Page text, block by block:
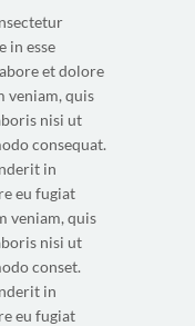
in esse
et dolore
veniam, quis
nisi ut
consequat.
in
eu fugiat
veniam, quis
nisi ut
conset.
in
eu fugiat